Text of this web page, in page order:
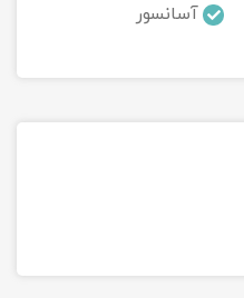
آسانسور